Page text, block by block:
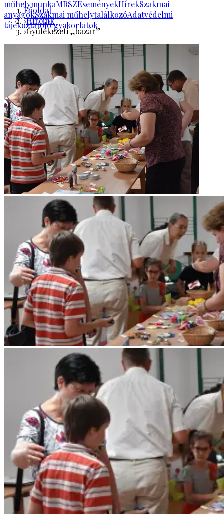
műhelymunkaMRSZEseményekHírekSzakmai
anyagokSzakmai műhelytalálkozóAdatvédelmi
tájékoztatóJó gyakorlatok
Főoldal
Híreink
Gyülekezeti „bazár”